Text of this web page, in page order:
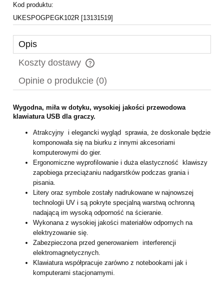
Kod produktu:
UKESPOGPEGK102R [13131519]
Opis
Koszty dostawy
Cena nie zawiera ewentualnych kosztów płatności
Opinie o produkcie (0)
Wygodna, miła w dotyku, wysokiej jakości przewodowa
klawiatura USB dla graczy.
Atrakcyjny i elegancki wygląd sprawia, że doskonale będzie
komponowała się na biurku z innymi akcesoriami
komputerowymi do gier.
Ergonomiczne wyprofilowanie i duża elastyczność klawiszy
zapobiega przeciążaniu nadgarstków podczas grania i
pisania.
Litery oraz symbole zostały nadrukowane w najnowszej
technologii UV i są pokryte specjalną warstwą ochronną
nadającą im wysoką odporność na ścieranie.
Wykonana z wysokiej jakości materiałów odpornych na
elektryzowanie się.
Zabezpieczona przed generowaniem interferencji
elektromagnetycznych.
Klawiatura współpracuje zarówno z notebookami jak i
komputerami stacjonarnymi.